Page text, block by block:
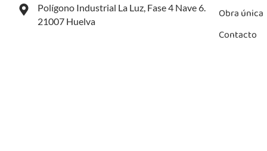
Polígono Industrial La Luz, Fase 4 Nave 6.
21007 Huelva
Obra única
Contacto